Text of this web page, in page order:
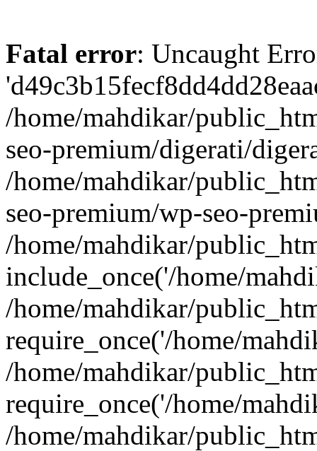
Fatal error: Uncaught
/home/mahdikar/
seo-premium/digerati/
/home/mahdikar/
seo-premium/wp-seo-
/home/mahdikar/
include_once('/home/
/home/mahdikar/
require_once('/home/
/home/mahdikar/
require_once('/home/
/home/mahdikar/